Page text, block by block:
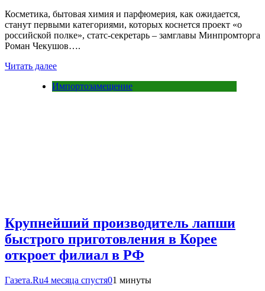
Косметика, бытовая химия и парфюмерия, как ожидается,
станут первыми категориями, которых коснется проект «о
российской полке», статс-секретарь – замглавы Минпромторга
Роман Чекушов….
Читать далее
Импортозамещение
Крупнейший производитель лапши
быстрого приготовления в Корее
откроет филиал в РФ
Газета.Ru4 месяца спустя01 минуты